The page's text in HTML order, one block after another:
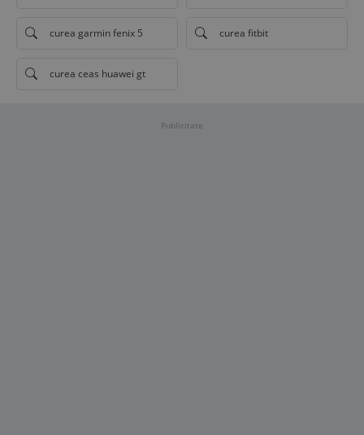
curea garmin fenix 5 curea fitbit
curea ceas huawei gt
Publicitate